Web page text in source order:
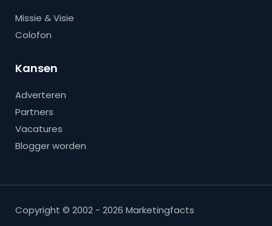
Missie & Visie
Colofon
Kansen
Adverteren
Partners
Vacatures
Blogger worden
Copyright © 2002 - 2026 Marketingfacts